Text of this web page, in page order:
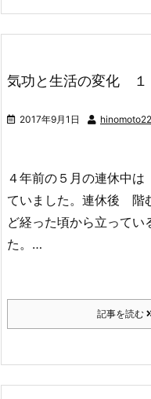
気功と生活の変化 １
2017年9月1日 hinomoto22
４年前の５月の連休中
ていました。連休後 階
ど経った頃から立ってい
た。…
記事を読む